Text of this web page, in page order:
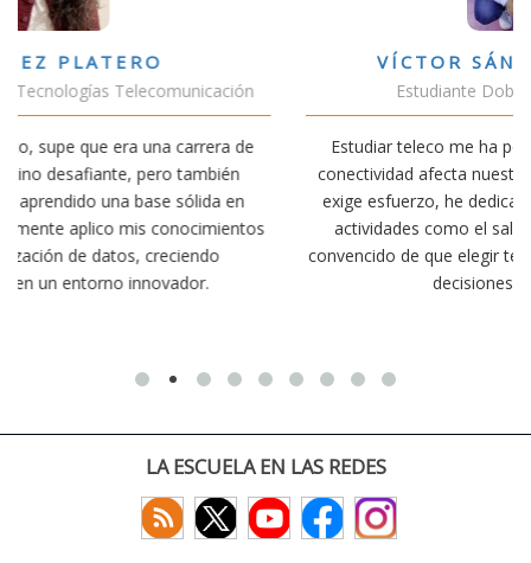
VÍCTOR SÁNCHEZ VALENCIA
Estudiante Doble Grado Teleco-ADE
Estudiar teleco me ha permitido comprender cómo la
conectividad afecta nuestra vida diaria. Aunque la carrera
exige esfuerzo, he dedicado parte de mi tiempo a otras
actividades como el salvamento y socorrismo. Estoy
convencido de que elegir teleco ha sido una de las mejores
decisiones que he tomado.
LA ESCUELA EN LAS REDES